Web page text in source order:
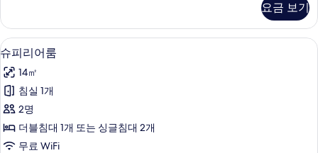
기
자
세
히
보
기
요금 보기
슈
피
리
어
룸
사
슈피리어룸 | 이탈리아 프레떼 시트,
6
슈피리어룸
14㎡
침실 1개
2명
더블침대 1개 또는 싱글침대 2개
무료 WiFi